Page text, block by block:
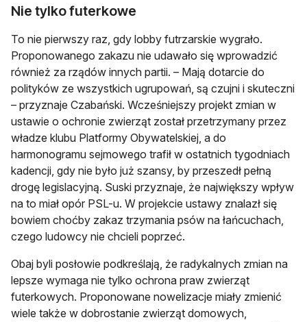
Nie tylko futerkowe
To nie pierwszy raz, gdy lobby futrzarskie wygrało.
Proponowanego zakazu nie udawało się wprowadzić
również za rządów innych partii. – Mają dotarcie do
polityków ze wszystkich ugrupowań, są czujni i skuteczni
– przyznaje Czabański. Wcześniejszy projekt zmian w
ustawie o ochronie zwierząt został przetrzymany przez
władze klubu Platformy Obywatelskiej, a do
harmonogramu sejmowego trafił w ostatnich tygodniach
kadencji, gdy nie było już szansy, by przeszedł pełną
drogę legislacyjną. Suski przyznaje, że największy wpływ
na to miał opór PSL-u. W projekcie ustawy znalazł się
bowiem choćby zakaz trzymania psów na łańcuchach,
czego ludowcy nie chcieli poprzeć.
Obaj byli posłowie podkreślają, że radykalnych zmian na
lepsze wymaga nie tylko ochrona praw zwierząt
futerkowych. Proponowane nowelizacje miały zmienić
wiele także w dobrostanie zwierząt domowych,